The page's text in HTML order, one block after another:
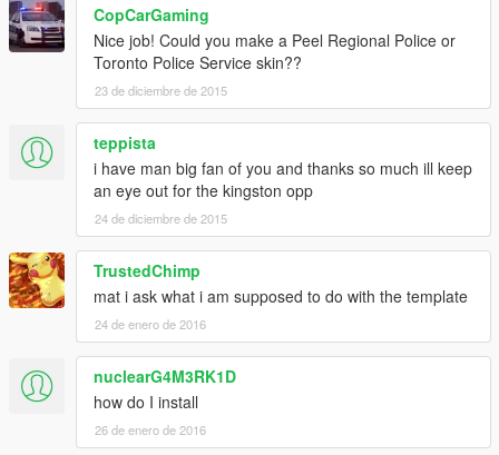
CopCarGaming
Nice job! Could you make a Peel Regional Police or
Toronto Police Service skin??
23 de diciembre de 2015
teppista
i have man big fan of you and thanks so much ill keep
an eye out for the kingston opp
24 de diciembre de 2015
TrustedChimp
mat i ask what i am supposed to do with the template
24 de enero de 2016
nuclearG4M3RK1D
how do I install
26 de enero de 2016